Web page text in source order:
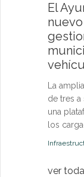
El
La
de tres
una
los
ver